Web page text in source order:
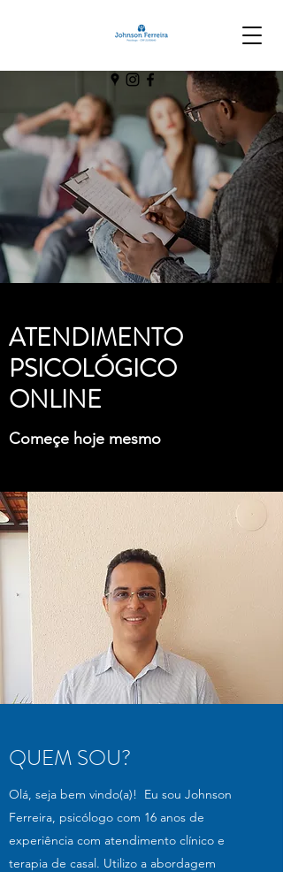
ATENDIMENTO
PSICOLÓGICO
ONLINE
Começe hoje mesmo
QUEM SOU?
Olá, seja bem vindo(a)! Eu sou Johnson
Ferreira, psicólogo com 16 anos de
experiência com atendimento clínico e
terapia de casal. Utilizo a abordagem